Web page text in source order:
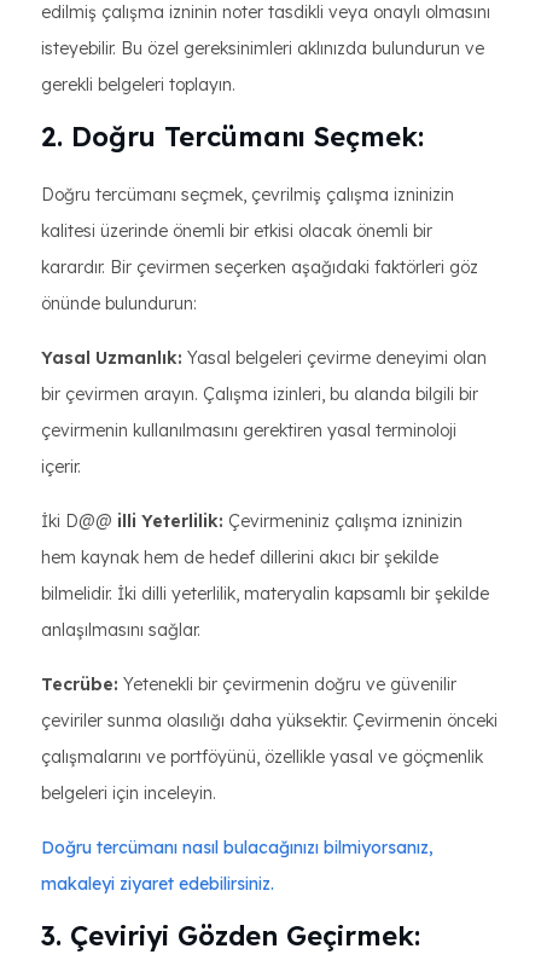
edilmiş çalışma izninin noter tasdikli veya onaylı olmasını
isteyebilir. Bu özel gereksinimleri aklınızda bulundurun ve
gerekli belgeleri toplayın.
2. Doğru Tercümanı Seçmek:
Doğru tercümanı seçmek, çevrilmiş çalışma izninizin
kalitesi üzerinde önemli bir etkisi olacak önemli bir
karardır. Bir çevirmen seçerken aşağıdaki faktörleri göz
önünde bulundurun:
Yasal Uzmanlık: Yasal belgeleri çevirme deneyimi olan
bir çevirmen arayın. Çalışma izinleri, bu alanda bilgili bir
çevirmenin kullanılmasını gerektiren yasal terminoloji
içerir.
İki D@@ illi Yeterlilik: Çevirmeniniz çalışma izninizin
hem kaynak hem de hedef dillerini akıcı bir şekilde
bilmelidir. İki dilli yeterlilik, materyalin kapsamlı bir şekilde
anlaşılmasını sağlar.
Tecrübe: Yetenekli bir çevirmenin doğru ve güvenilir
çeviriler sunma olasılığı daha yüksektir. Çevirmenin önceki
çalışmalarını ve portföyünü, özellikle yasal ve göçmenlik
belgeleri için inceleyin.
Doğru tercümanı nasıl bulacağınızı bilmiyorsanız,
makaleyi ziyaret edebilirsiniz.
3. Çeviriyi Gözden Geçirmek: